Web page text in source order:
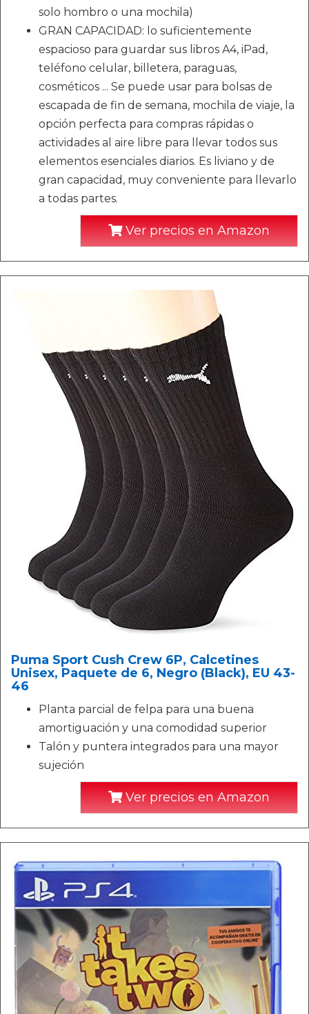
solo hombro o una mochila)
GRAN CAPACIDAD: lo suficientemente
espacioso para guardar sus libros A4, iPad,
teléfono celular, billetera, paraguas,
cosméticos ... Se puede usar para bolsas de
escapada de fin de semana, mochila de viaje, la
opción perfecta para compras rápidas o
actividades al aire libre para llevar todos sus
elementos esenciales diarios. Es liviano y de
gran capacidad, muy conveniente para llevarlo
a todas partes.
Ver precios en Amazon
Puma Sport Cush Crew 6P, Calcetines
Unisex, Paquete de 6, Negro (Black), EU 43-
46
Planta parcial de felpa para una buena
amortiguación y una comodidad superior
Talón y puntera integrados para una mayor
sujeción
Ver precios en Amazon